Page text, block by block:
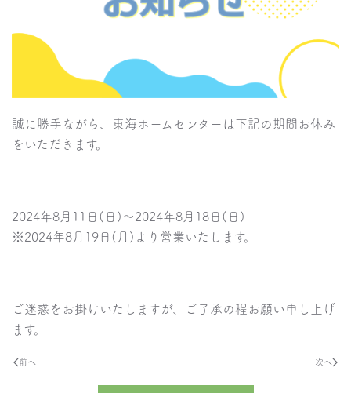
誠に勝手ながら、東海ホームセンターは下記の期間お休み
をいただきます。
2024年8月11日(日)～2024年8月18日(日)
※2024年8月19日(月)より営業いたします。
ご迷惑をお掛けいたしますが、ご了承の程お願い申し上げ
ます。
前へ 次へ